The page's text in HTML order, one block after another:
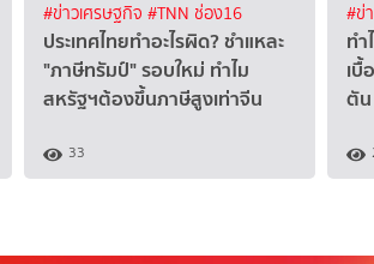
#ข่าวเศรษฐกิจ #TNN ช่อง16
ประเทศไทยทำอะไรผิด? ชำแหละ
"ภาษีทรัมป์" รอบใหม่ ทำไม
สหรัฐฯต้องขึ้นภาษีสูงเท่าจีน
33
#ข่
ทำ
เ
ตัน